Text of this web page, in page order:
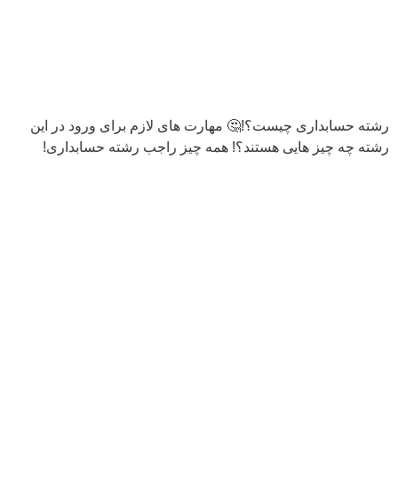
رشته حسابداری چیست؟!🤔 مهارت های لازم برای ورود در این
رشته چه چیز هایی هستند؟! همه چیز راجب رشته حسابداری!